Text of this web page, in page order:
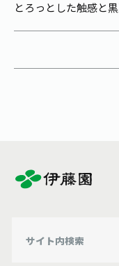
とろっとした触感と